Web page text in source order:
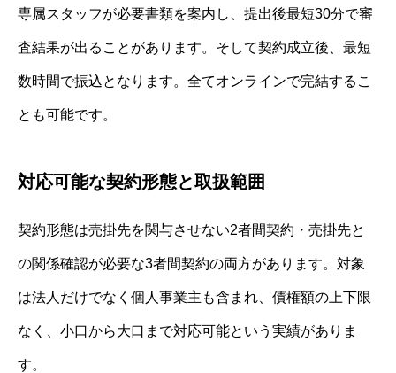
専属スタッフが必要書類を案内し、提出後最短30分で審
査結果が出ることがあります。そして契約成立後、最短
数時間で振込となります。全てオンラインで完結するこ
とも可能です。
対応可能な契約形態と取扱範囲
契約形態は売掛先を関与させない2者間契約・売掛先と
の関係確認が必要な3者間契約の両方があります。対象
は法人だけでなく個人事業主も含まれ、債権額の上下限
なく、小口から大口まで対応可能という実績がありま
す。